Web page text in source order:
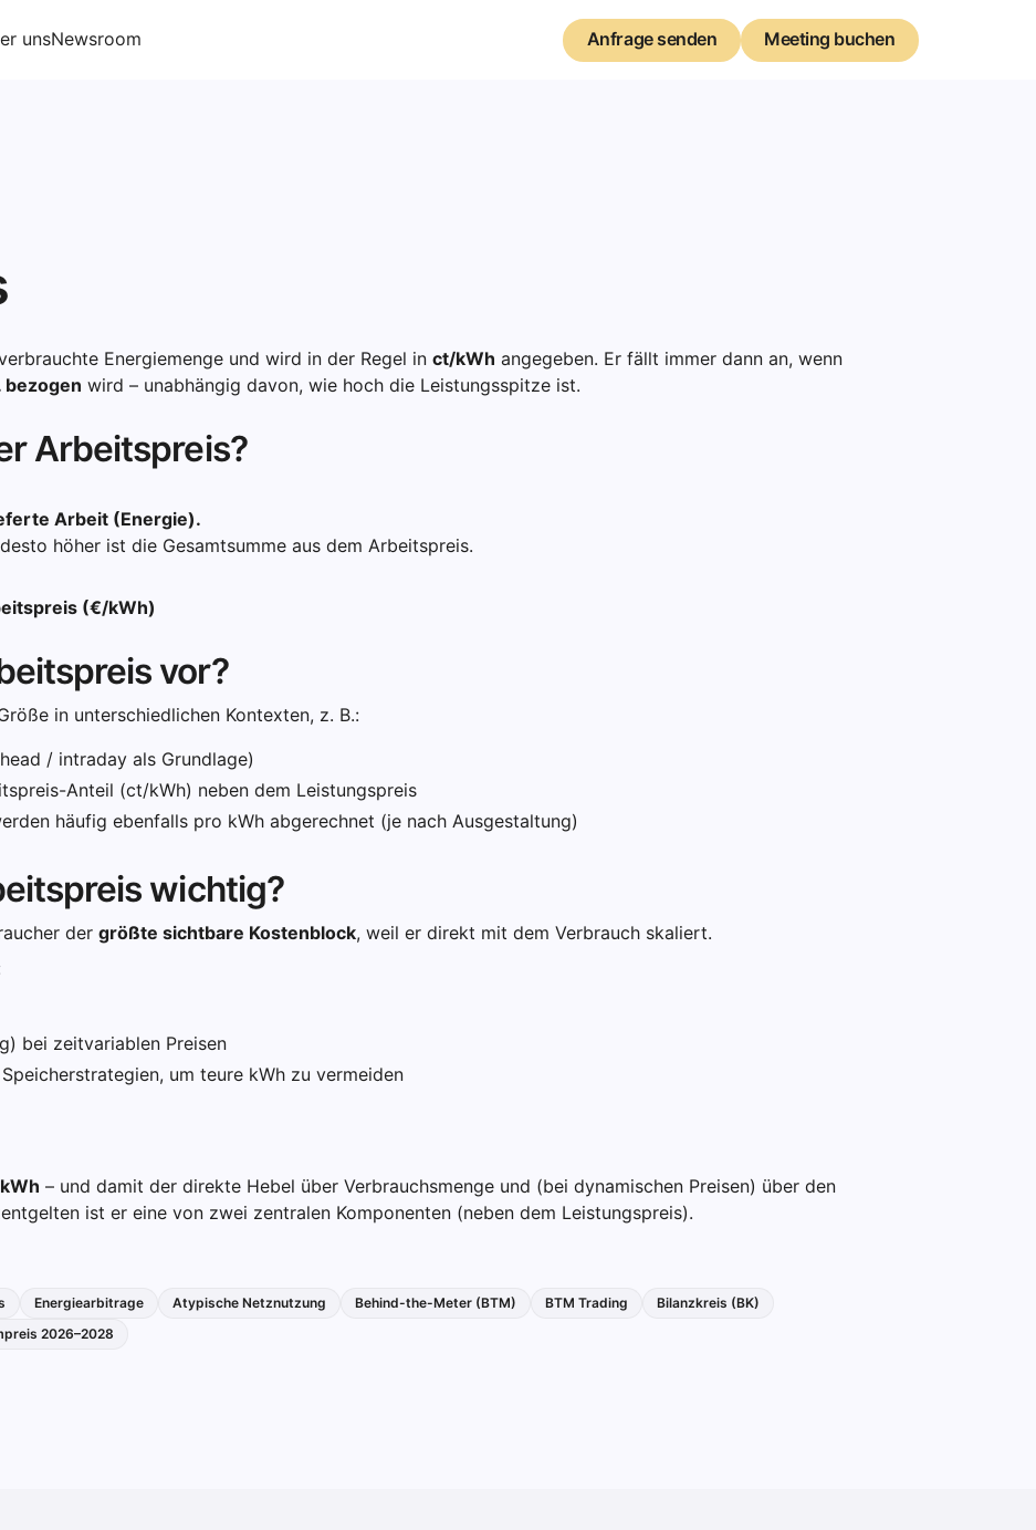
unsNewsroom Anfrage senden
Anfrage senden Meeting buchen
Meeting buchen
Energiemenge und wird in der Regel inct/kWh angegeben. Er fällt immer dann an, wenn
wird – unabhängig davon, wie hoch die Leistungsspitze ist.
Arbeitspreis?
Arbeit (Energie).
höher ist die Gesamtsumme aus dem Arbeitspreis.
(€/kWh)
vor?
in unterschiedlichen Kontexten, z. B.:
/ intraday als Grundlage)
Anteil (ct/kWh) neben dem Leistungspreis
häufig ebenfalls pro kWh abgerechnet (je nach Ausgestaltung)
wichtig?
dergrößte sichtbare Kostenblock, weil er direkt mit dem Verbrauch skaliert.
bei zeitvariablen Preisen
um teure kWh zu vermeiden
– und damit der direkte Hebel über Verbrauchsmenge und (bei dynamischen Preisen) über den
ist er eine von zwei zentralen Komponenten (neben dem Leistungspreis).
Energiearbitrage Atypische Netznutzung Behind-the-Meter (BTM) BTM Trading
Bilanzkreis (BK)
2026–2028